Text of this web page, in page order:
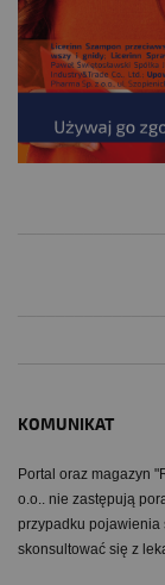
KOMUNIKAT
Portal oraz magazyn
o.o.. nie zastępują
przypadku pojawienia
skonsultować się z